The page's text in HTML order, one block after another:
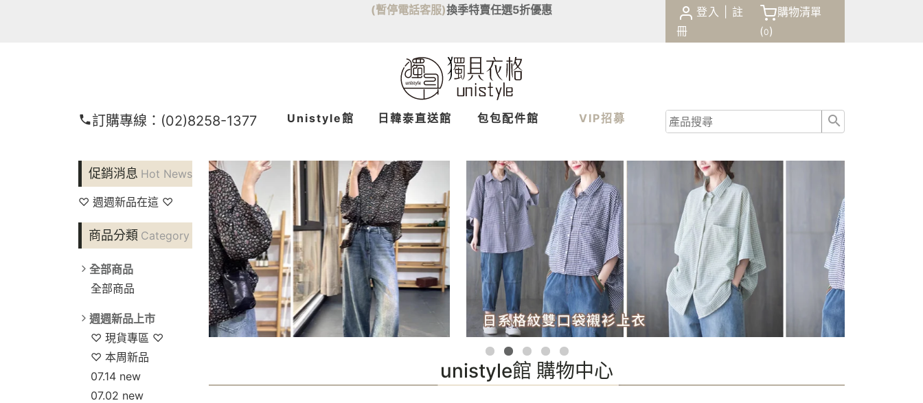
(暫停電話客服)換季特賣任選5折優惠 登入
註
冊
購物清單
(0)
訂購專線： (02)8258-1377 Unistyle館 日韓泰直送館 包包配件館 VIP招募
促銷消息 Hot News
♡ 週週新品在這 ♡
商品分類 Category
全部商品
全部商品
週週新品上市
♡ 現貨專區 ♡
♡ 本周新品
07.14 new
07.02 new
unistyle館 購物中心